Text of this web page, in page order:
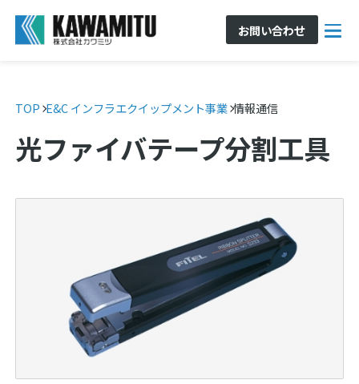
お問い合わせ
TOP E&C インフラエクイップメント事業 情報通信
光ファイバテープ分割工具